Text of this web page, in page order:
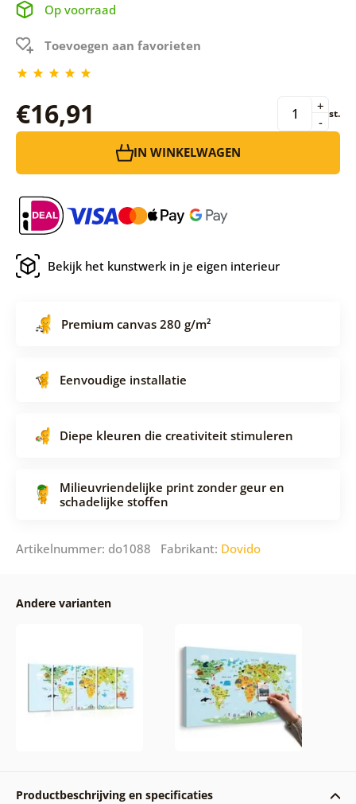
Op voorraad
Toevoegen aan favorieten
€16,91 -
+ st.
IN WINKELWAGEN
Bekijk het kunstwerk in je eigen interieur
Premium canvas 280 g/m²
Eenvoudige installatie
Diepe kleuren die creativiteit stimuleren
Milieuvriendelijke print zonder geur en
schadelijke stoffen
Artikelnummer: do1088 Fabrikant: Dovido
Andere varianten
Productbeschrijving en specificaties